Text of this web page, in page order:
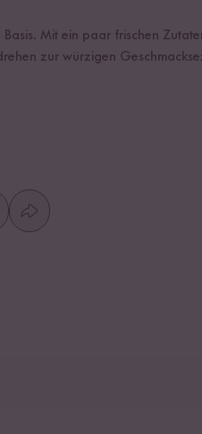
Mit ein paar frischen
zur würzigen